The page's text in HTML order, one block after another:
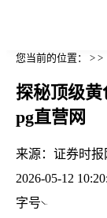
您当前的位置： > >
探秘顶级
pg直营网
来源： 证券时报
2026-05-12
字号